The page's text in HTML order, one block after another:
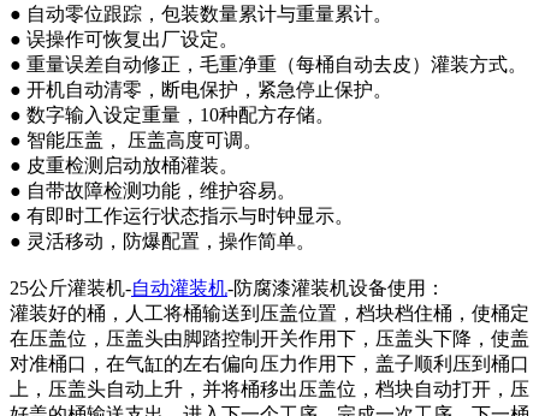
● 自动零位跟踪，包装数量累计与重量累计。
● 误操作可恢复出厂设定。
● 重量误差自动修正，毛重净重（每桶自动去皮）灌装方式。
● 开机自动清零，断电保护，紧急停止保护。
● 数字输入设定重量，10种配方存储。
● 智能压盖， 压盖高度可调。
● 皮重检测启动放桶灌装。
● 自带故障检测功能，维护容易。
● 有即时工作运行状态指示与时钟显示。
● 灵活移动，防爆配置，操作简单。
25公斤灌装机-自动灌装机-防腐漆灌装机设备使用：
灌装好的桶，人工将桶输送到压盖位置，档块档住桶，使桶定
在压盖位，压盖头由脚踏控制开关作用下，压盖头下降，使盖
对准桶口，在气缸的左右偏向压力作用下，盖子顺利压到桶口
上，压盖头自动上升，并将桶移出压盖位，档块自动打开，压